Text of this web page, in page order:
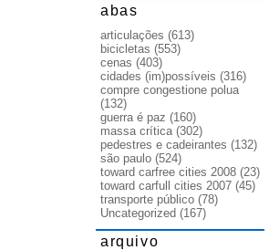
abas
articulações (613)
bicicletas (553)
cenas (403)
cidades (im)possíveis (316)
compre congestione polua
(132)
guerra é paz (160)
massa crítica(302)
pedestres e cadeirantes (132)
são paulo (524)
toward carfree cities 2008 (23)
toward carfull cities 2007 (45)
transporte público (78)
Uncategorized (167)
arquivo